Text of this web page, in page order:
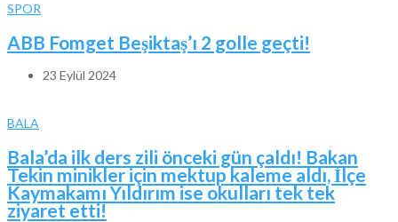
SPOR
ABB Fomget Beşiktaş’ı 2 golle geçti!
23 Eylül 2024
BALA
Bala’da ilk ders zili önceki gün çaldı! Bakan
Tekin minikler için mektup kaleme aldı, İlçe
Kaymakamı Yıldırım ise okulları tek tek
ziyaret etti!